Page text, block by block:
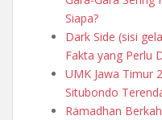
Siapa?
Dark Side (sisi
Fakta yang Perlu
UMK Jawa Timur
Situbondo
Ramadhan